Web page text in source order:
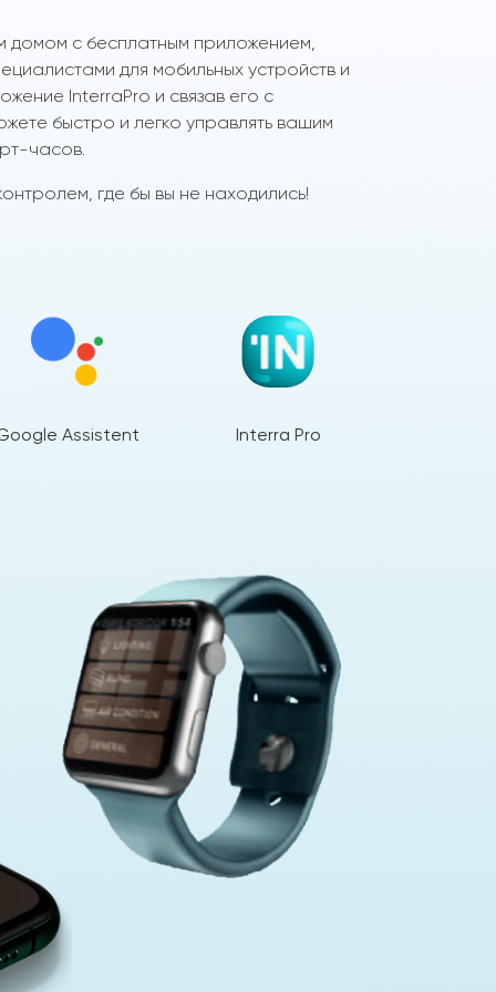
домом с бесплатным приложением,
для мобильных устройств и
InterraPro и связав его с
быстро и легко управлять вашим
часов.
где бы вы не находились!
Assistent Interra Pro